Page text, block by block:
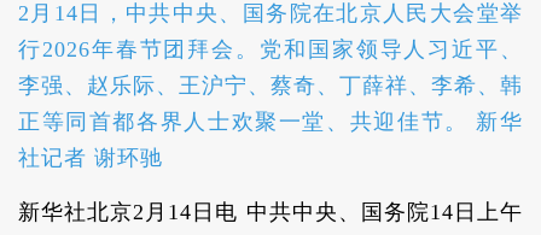
2月14日，中共中央、国务院在北京人民大会堂举
行2026年春节团拜会。党和国家领导人习近平、
李强、赵乐际、王沪宁、蔡奇、丁薛祥、李希、韩
正等同首都各界人士欢聚一堂、共迎佳节。 新华
社记者 谢环驰
新华社北京2月14日电 中共中央、国务院14日上午